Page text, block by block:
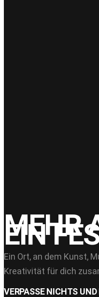
MIND ON FIRE
MEHR
EIN
Ein Ort, an dem Kunst,
Kreativität für dich
VERPASSE NICHTS